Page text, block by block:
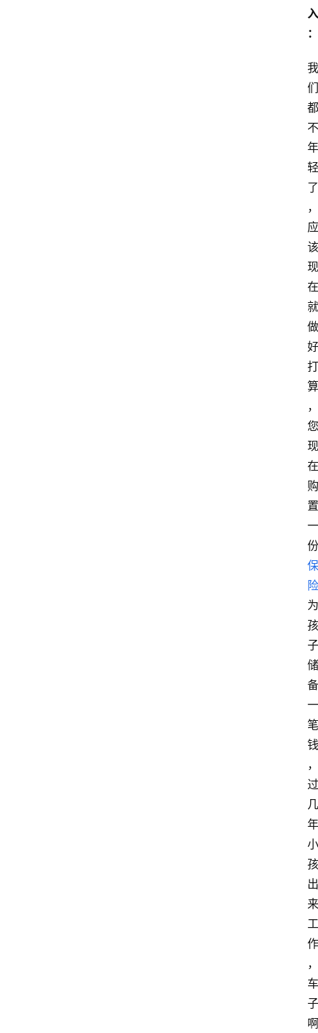
入
：
我
们
都
不
年
轻
了
，
应
该
现
在
就
做
好
打
算
，
您
现
在
购
置
一
份
保
险
为
孩
子
储
备
一
笔
钱
，
过
几
年
小
孩
出
来
工
作
，
车
子
啊